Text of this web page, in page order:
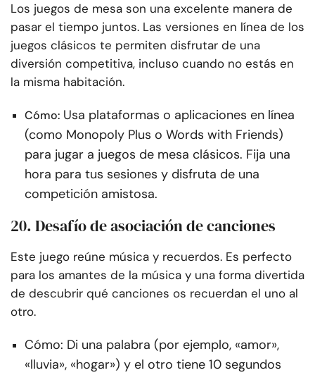
Los juegos de mesa son una excelente manera de
pasar el tiempo juntos. Las versiones en línea de los
juegos clásicos te permiten disfrutar de una
diversión competitiva, incluso cuando no estás en
la misma habitación.
Cómo: Usa plataformas o aplicaciones en línea
(como Monopoly Plus o Words with Friends)
para jugar a juegos de mesa clásicos. Fija una
hora para tus sesiones y disfruta de una
competición amistosa.
20. Desafío de asociación de canciones
Este juego reúne música y recuerdos. Es perfecto
para los amantes de la música y una forma divertida
de descubrir qué canciones os recuerdan el uno al
otro.
Cómo: Di una palabra (por ejemplo, «amor»,
«lluvia», «hogar») y el otro tiene 10 segundos